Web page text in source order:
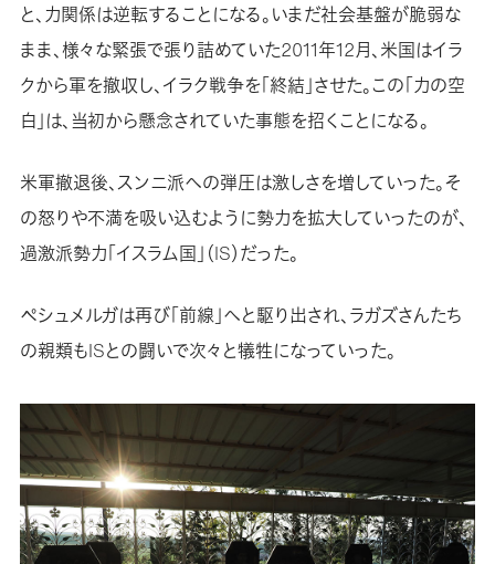
と、力関係は逆転することになる。いまだ社会基盤が脆弱な
まま、様々な緊張で張り詰めていた2011年12月、米国はイラ
クから軍を撤収し、イラク戦争を「終結」させた。この「力の空
白」は、当初から懸念されていた事態を招くことになる。
米軍撤退後、スンニ派への弾圧は激しさを増していった。そ
の怒りや不満を吸い込むように勢力を拡大していったのが、
過激派勢力「イスラム国」（IS）だった。
ペシュメルガは再び「前線」へと駆り出され、ラガズさんたち
の親類もISとの闘いで次々と犠牲になっていった。